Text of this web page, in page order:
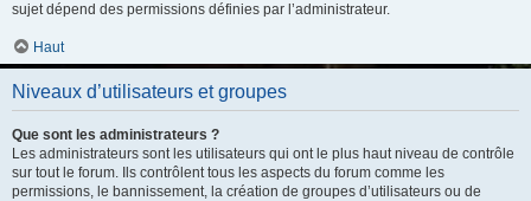
sujet dépend des permissions définies par l’administrateur.
Haut
Niveaux d’utilisateurs et groupes
Que sont les administrateurs ?
Les administrateurs sont les utilisateurs qui ont le plus haut niveau de contrôle
sur tout le forum. Ils contrôlent tous les aspects du forum comme les
permissions, le bannissement, la création de groupes d’utilisateurs ou de